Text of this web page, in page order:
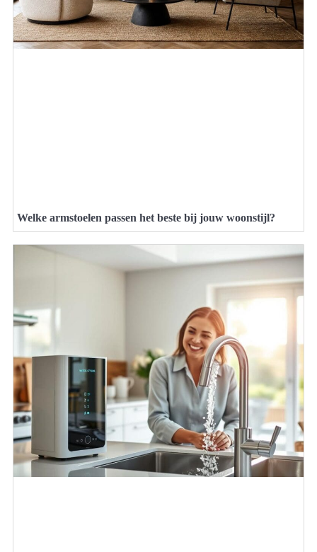
Welke armstoelen passen het beste bij jouw woonstijl?